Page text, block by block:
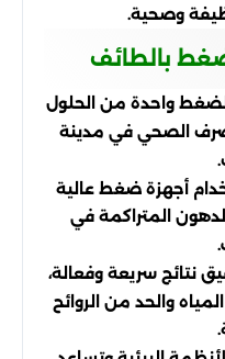
وصحية.
بالطائف
واحدة من الحلول
الصحي في مدينة
أجهزة ضغط عالية
المتراكمة في
نتائج سريعة وفعالة،
والحد من الروائح